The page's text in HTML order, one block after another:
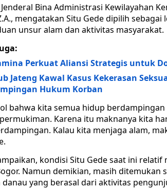
Bina Administrasi Kewilayahan
mengatakan Situ Gede dipilih
unsur alam dan aktivitas masyarakat.
Perkuat Aliansi Strategis untuk
Jateng Kawal Kasus Kekerasan
Hukum Korban
bahwa kita semua hidup
Karena itu maknanya kita
Kalau kita menjaga alam,
kondisi Situ Gede saat ini
Namun demikian, masih
danau yang berasal dari aktivitas